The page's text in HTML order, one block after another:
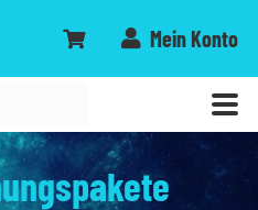
Mein Konto